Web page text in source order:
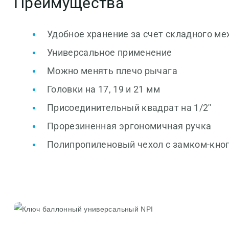
Удобное хранение за счет складного
Универсальное применение
Можно менять плечо рычага
Головки на 17, 19 и 21 мм
Присоединительный квадрат на 1/2''
Прорезиненная эргономичная ручка
Полипропиленовый чехол с замком-